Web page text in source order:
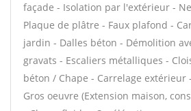
façade - Isolation par l'extérieur -
Plaque de plâtre - Faux plafond -
jardin - Dalles béton - Démolition
gravats - Escaliers métalliques -
béton / Chape - Carrelage extérieur
Gros oeuvre (Extension maison,